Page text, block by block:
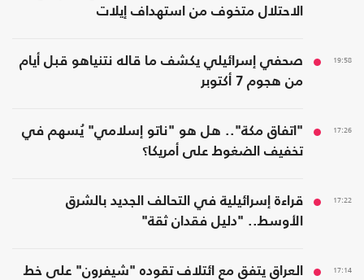
الاحتلال متخوف من استهداف إيلات
19:58
صحفي إسرائيلي يكشف ما قاله نتنياهو قبل أيام
من هجوم 7 أكتوبر
17:26
"اتفاق مكة".. هل هو "ناتو إسلامي" يُسهم في
تخفيف الضغوط على أمريكا؟
17:22
قراءة إسرائيلية في التحالف الجديد بالشرق
الأوسط.. "دليل فقدان ثقة"
17:14
العراق يتفق مع ائتلاف تقوده "شيفرون" على خط